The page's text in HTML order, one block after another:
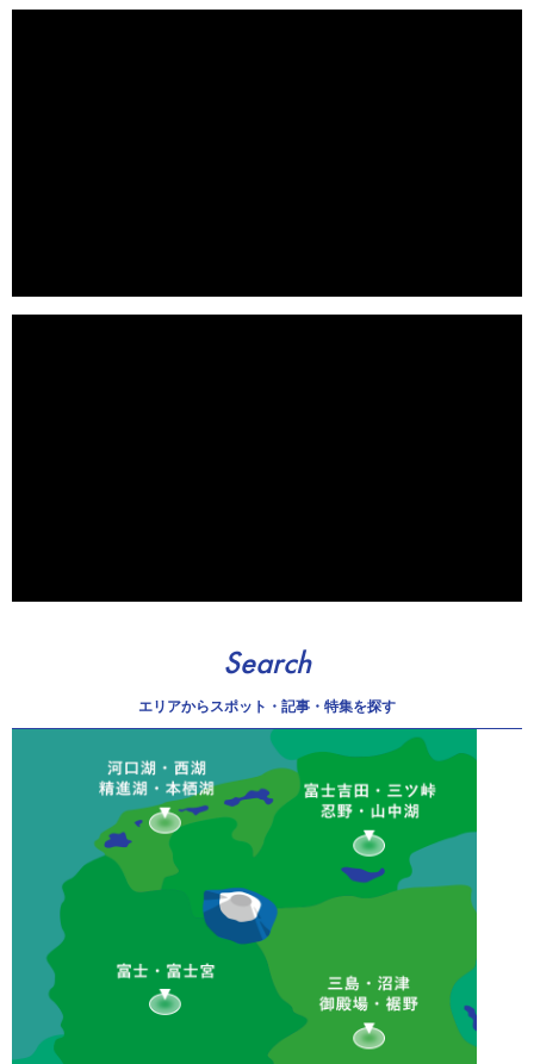
Search
エリアからスポット・記事・特集を探す